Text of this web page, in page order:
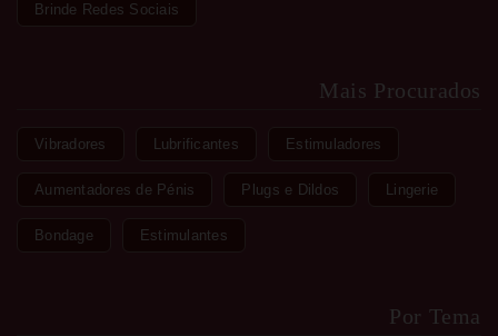
Brinde Redes Sociais
Mais Procurados
Vibradores Lubrificantes Estimuladores
Aumentadores de Pénis Plugs e Dildos Lingerie
Bondage Estimulantes
Por Tema